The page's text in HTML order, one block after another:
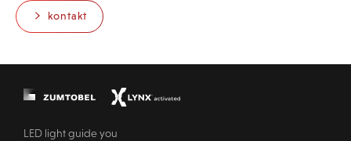
kontakt
LED light guide you